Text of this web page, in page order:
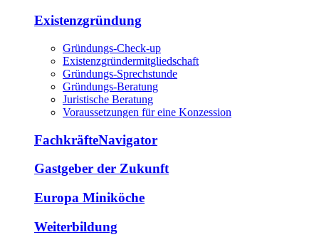
Existenzgründung
Gründungs-Check-up
Existenzgründermitgliedschaft
Gründungs-Sprechstunde
Gründungs-Beratung
Juristische Beratung
Voraussetzungen für eine Konzession
FachkräfteNavigator
Gastgeber der Zukunft
Europa Miniköche
Weiterbildung